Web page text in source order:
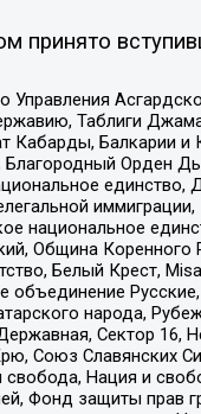
принято
Таблиги
Кабарды, Балкарии и
Орден
единство,
иммиграции,
национальное
Община Коренного
Белый Крест,
объединение
народа,
Сектор 16,
Союз Славянских
свобода, Нация и
Фонд защиты прав